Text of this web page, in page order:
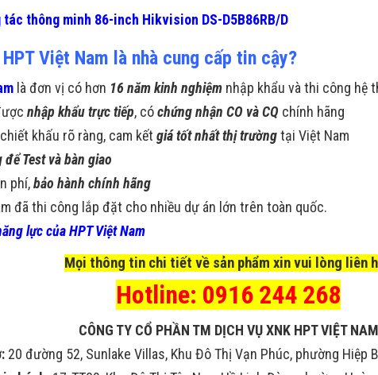
thông minh 86-inch Hikvision DS-D5B86RB/D
Việt Nam là nhà cung cấp tin cậy?
là đơn vị có hơn 16 năm kinh nghiệm nhập khẩu và thi công hệ
nhập khẩu trực tiếp, cóchứng nhận CO và CQ chính hãng
khấu rõ ràng, cam kết giá tốt nhất thị trườngtại Việt Nam
để Test và bàn giao
phí,bảo hành chính hãng
đã thi công lắp đặt cho nhiều dự án lớn trên toàn quốc.
lực của HPT Việt Nam
Mọi thông tin chi tiết về sản phẩm xin vui lòng liên
Hotline: 0916 244 268
CÔNG TY CỔ PHẦN TM DỊCH VỤ XNK HPT VIỆT NAM
20 đường 52, Sunlake Villas, Khu Đô Thị Vạn Phúc, phường Hiệp